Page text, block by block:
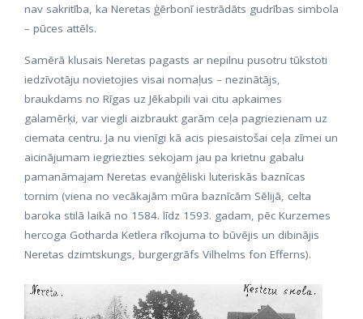
nav sakritība, ka Neretas ģērbonī iestrādāts gudrības simbola
– pūces attēls.
Samērā klusais Neretas pagasts ar nepilnu pusotru tūkstoti
iedzīvotāju novietojies visai nomaļus – nezinātājs,
braukdams no Rīgas uz Jēkabpili vai citu apkaimes
galamērķi, var viegli aizbraukt garām ceļa pagriezienam uz
ciemata centru. Ja nu vienīgi kā acis piesaistošai ceļa zīmei un
aicinājumam iegriezties sekojam jau pa krietnu gabalu
pamanāmajam Neretas evanģēliski luteriskās baznīcas
tornim (viena no vecākajām mūra baznīcām Sēlijā, celta
baroka stilā laikā no 1584. līdz 1593. gadam, pēc Kurzemes
hercoga Gotharda Ketlera rīkojuma to būvējis un dibinājis
Neretas dzimtskungs, burgergrāfs Vilhelms fon Efferns).